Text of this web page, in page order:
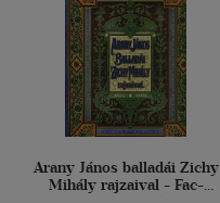
Arany János balladái Zichy
Mihály rajzaival - Fac-